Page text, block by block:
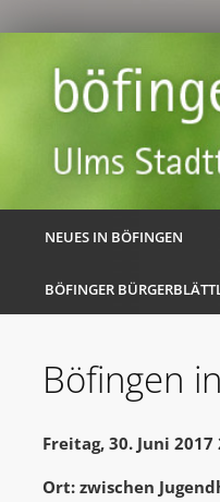
NEUES IN BÖFINGEN
BÖFINGER
Böfingen
Freitag, 30. Juni 2017
Ort: zwischen